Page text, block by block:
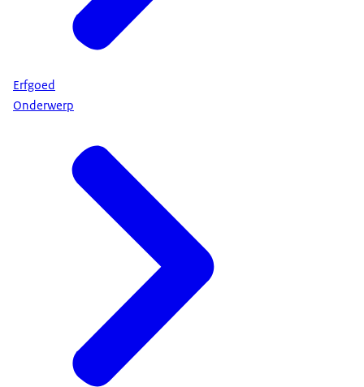
Erfgoed
Onderwerp